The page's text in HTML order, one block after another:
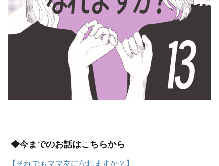
◆今までのお話はこちらから
【それでもママ友になれますか？】